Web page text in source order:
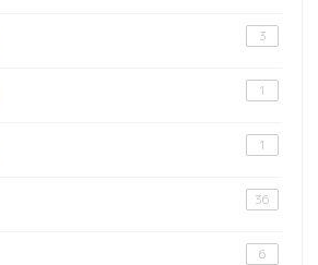
3
1
1
36
6